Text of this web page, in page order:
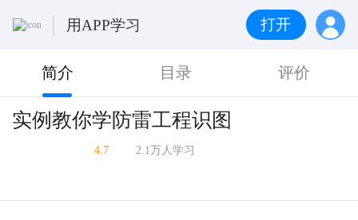
用APP学习 打开
简介 目录 评价
实例教你学防雷工程识图
4.7 2.1万人学习